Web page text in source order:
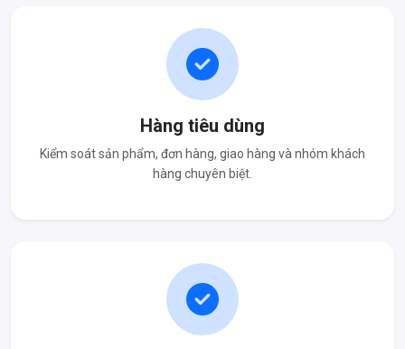
Hàng tiêu dùng
Kiểm soát sản phẩm, đơn hàng, giao hàng và nhóm khách
hàng chuyên biệt.